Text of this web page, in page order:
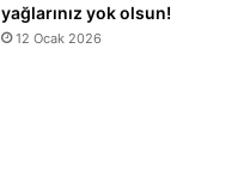
yağlarınız yok olsun!
12 Ocak 2026